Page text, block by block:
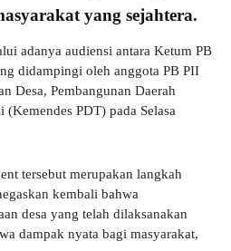
yang sejahtera.
adanya audiensi antara Ketum PB
didampingi oleh anggota PB PII
Desa, Pembangunan Daerah
PDT) pada Selasa
tersebut merupakan langkah
kembali bahwa
desa yang telah dilaksanakan
dampak nyata bagi masyarakat,